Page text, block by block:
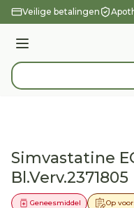
Ga naar de inhoud
Veilige betalingen
Menu
Product, merk,
Simvastatine
Bl.Verv.2371805
Op
Geneesmiddel